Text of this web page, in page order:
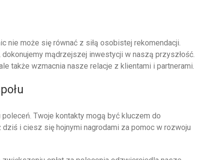
nie może się równać z siłą osobistej rekomendacji.
mądrzejszej inwestycji w naszą przyszłość.
także wzmacnia nasze relacje z klientami i partnerami.
Twoje kontakty mogą być kluczem do
i ciesz się hojnymi nagrodami za pomoc w rozwoju